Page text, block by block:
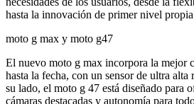
hasta la innovación de primer nivel
moto g max y moto g47
El nuevo moto g max incorpora la mejor
hasta la fecha, con un sensor de ultra
su lado, el moto g 47 está diseñado para
cámaras destacadas y autonomía para